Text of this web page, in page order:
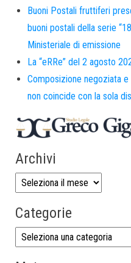
Buoni Postali fruttiferi
buoni postali della serie
Ministeriale di emissione
La “eRRe” del 2 agosto
Composizione negoziata
non coincide con la sola
Archivi
Categorie